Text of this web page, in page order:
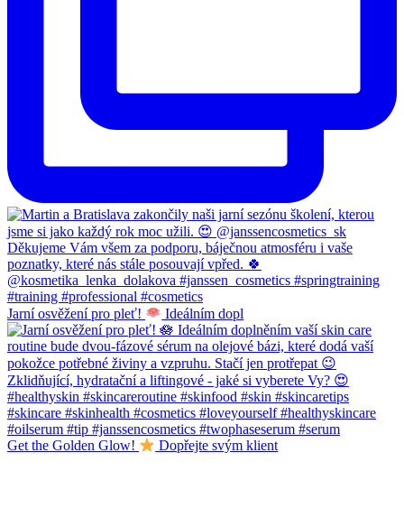
Jarní osvěžení pro pleť! Ideálním dopl
Get the Golden Glow! Dopřejte svým klient